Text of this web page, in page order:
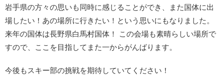
岩手県の方々の思いも同時に感じることができ、また国体に出
場したい！あの場所に行きたい！という思いにもなりました。
来年の国体は長野県白馬村国体！ この会場も素晴らしい場所で
すので、ここを目指してまた一からがんばります。
今後もスキー部の挑戦を期待していてください！